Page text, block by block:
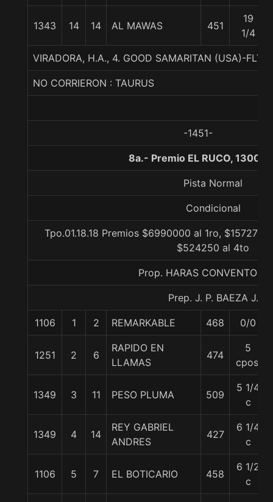
1343 14 14 AL MAWAS 451
19
1/4
VIRADORA, H.A., 4. GOOD SAMARITAN (USA)-FLY
NO CORRIERON : TAURUS
-1451-
8a.- Premio EL RUCO, 1300
Pista Normal
Condicional
Tpo.01.18.18 Premios $6990000 al 1ro,
$524250 al 4to
Prop. HARAS CONVENTO
Prep. J. P. BAEZA J.
1106 1 2 REMARKABLE 468 0/0
1251 2 6
RAPIDO EN
LLAMAS
474
5
cpos.
1349 3 11 PESO PLUMA 509
5 1/4
c
1349 4 14
REY GABRIEL
ANDRES
427
6 1/4
c
1106 5 7 EL BOTICARIO 458
6 1/2
c